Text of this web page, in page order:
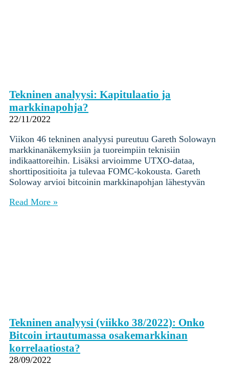
Tekninen analyysi: Kapitulaatio ja
markkinapohja?
22/11/2022
Viikon 46 tekninen analyysi pureutuu Gareth Solowayn
markkinanäkemyksiin ja tuoreimpiin teknisiin
indikaattoreihin. Lisäksi arvioimme UTXO-dataa,
shorttipositioita ja tulevaa FOMC-kokousta. Gareth
Soloway arvioi bitcoinin markkinapohjan lähestyvän
Read More »
Tekninen analyysi (viikko 38/2022): Onko
Bitcoin irtautumassa osakemarkkinan
korrelaatiosta?
28/09/2022